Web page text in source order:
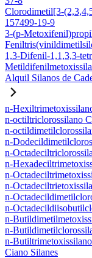
Clorodimetil[3-
157499-19-9
3-(p-
1,3-Difenil-1,1,3,3-
Alquil Silanos de
n-
n-octiltriclorossilano
n-
n-
n-
n-
n-
n-
n-
n-
n-
n-
n-
Ciano Silanes